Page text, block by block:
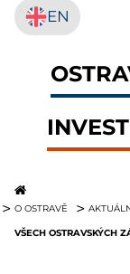
EN
O OSTRAVĚ
VŠECH OSTRAVSKÝCH